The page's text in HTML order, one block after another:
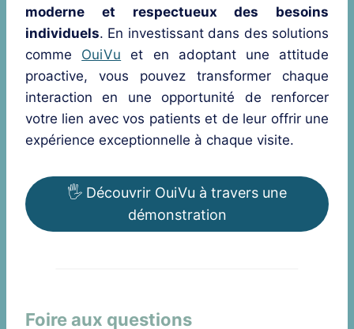
moderne et respectueux des besoins
individuels. En investissant dans des solutions
comme OuiVu et en adoptant une attitude
proactive, vous pouvez transformer chaque
interaction en une opportunité de renforcer
votre lien avec vos patients et de leur offrir une
expérience exceptionnelle à chaque visite.
🖐️ Découvrir OuiVu à travers une
démonstration
Foire aux questions